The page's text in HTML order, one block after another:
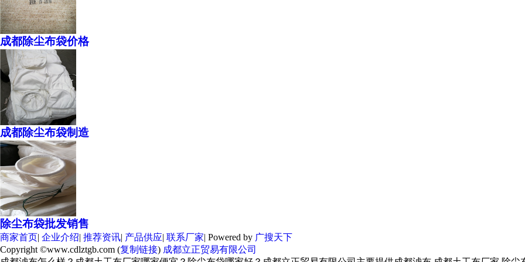
成都除尘布袋价格
成都除尘布袋制造
除尘布袋批发销售
商家首页| 企业介绍| 推荐资讯| 产品供应| 联系厂家| Powered by 广搜天下
Copyright ©www.cdlztgb.com (复制链接) 成都立正贸易有限公司